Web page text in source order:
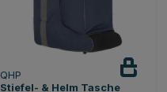
QHP
Stiefel- & Helm Tasche